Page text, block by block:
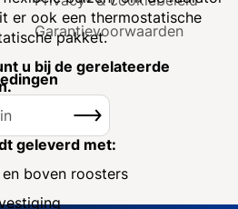
er ook een thermostatische
pakket.
u bij de gerelateerde
geleverd met:
boven roosters
Garantie­voorwaarden
Inschrijven